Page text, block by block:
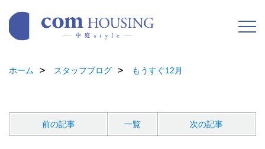
ホーム スタッフブログ もうすぐ12月
前の記事 一覧 次の記事